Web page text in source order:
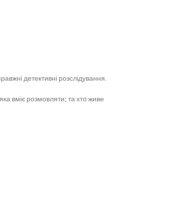
детективні розслідування.
вміє розмовляти; та хто живе